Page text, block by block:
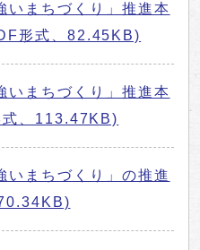
まちづくり」推進本
形式、82.45KB)
まちづくり」推進本
、113.47KB)
まちづくり」の推進